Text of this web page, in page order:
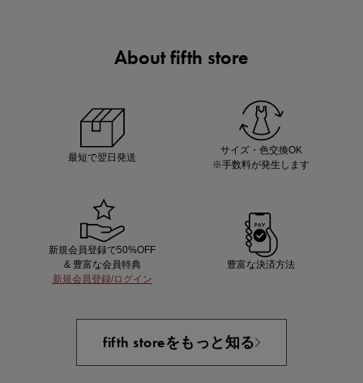
About fifth store
最短で翌日発送
サイズ・色交換OK
※手数料が発生します
新規会員登録で50%OFF
& 豊富な会員特典
新規会員登録/ログイン
豊富な決済方法
fifth storeをもっと知る